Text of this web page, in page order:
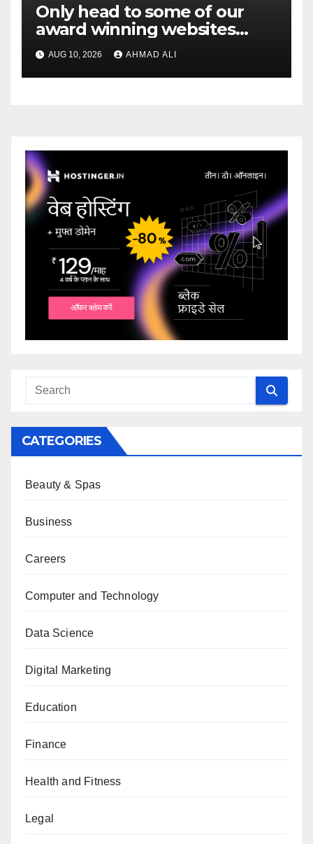
Only head to some of our
award winning websites
gambling enterprises which
feature on the web slot
machines
AUG 10, 2026 AHMAD ALI
CATEGORIES
Beauty & Spas
Business
Careers
Computer and Technology
Data Science
Digital Marketing
Education
Finance
Health and Fitness
Legal